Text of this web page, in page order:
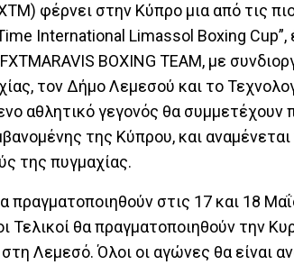
φέρνει στην Κύπρο μια από τις
International Limassol Boxing
BOXING TEAM, με
τον Δήμο Λεμεσού και το
αθλητικό γεγονός θα συμμετέχουν
της Κύπρου, και
της πυγμαχίας.
πραγματοποιηθούν στις 17 και 18
Τελικοί θα πραγματοποιηθούν την
Λεμεσό. Όλοι οι αγώνες θα είναι